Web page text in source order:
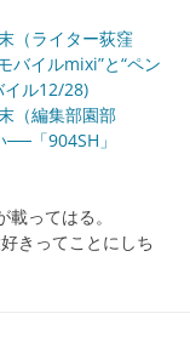
（ライター荻窪
バイルmixi”と“ペン
イル12/28)
（編集部園部
「904SH」
載ってはる。
きってことにしち